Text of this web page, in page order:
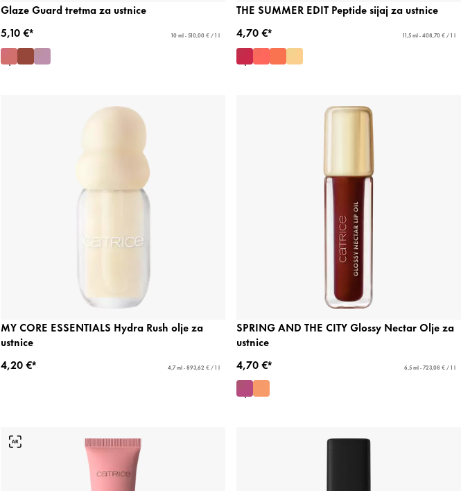
Glaze Guard tretma za ustnice
5,10 €*
10 ml - 510,00 € / 1 l
THE SUMMER EDIT Peptide sijaj za ustnice
4,70 €*
11,5 ml - 408,70 € / 1 l
MY CORE ESSENTIALS Hydra Rush olje za
ustnice
4,20 €*
4,7 ml - 893,62 € / 1 l
SPRING AND THE CITY Glossy Nectar Olje za
ustnice
4,70 €*
6,5 ml - 723,08 € / 1 l